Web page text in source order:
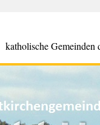
katholische Gemeinden